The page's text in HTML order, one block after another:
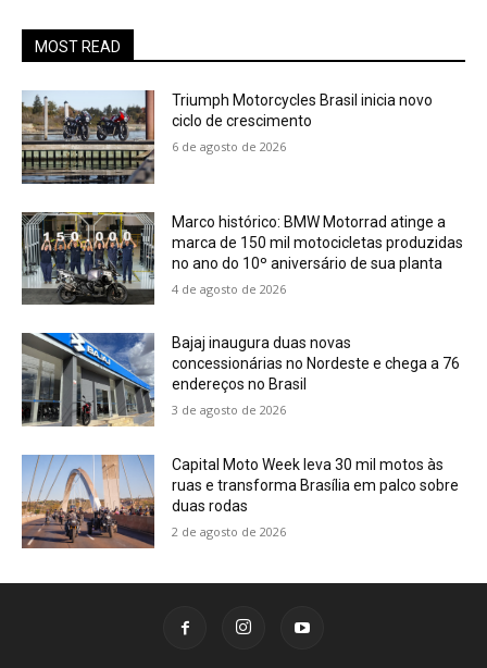
MOST READ
Triumph Motorcycles Brasil inicia novo
ciclo de crescimento
6 de agosto de 2026
Marco histórico: BMW Motorrad atinge a
marca de 150 mil motocicletas produzidas
no ano do 10º aniversário de sua planta
4 de agosto de 2026
Bajaj inaugura duas novas
concessionárias no Nordeste e chega a 76
endereços no Brasil
3 de agosto de 2026
Capital Moto Week leva 30 mil motos às
ruas e transforma Brasília em palco sobre
duas rodas
2 de agosto de 2026